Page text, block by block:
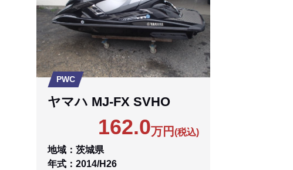
PWC
ヤマハ MJ-FX SVHO
162.0万円(税込)
地域：茨城県
年式：2014/H26